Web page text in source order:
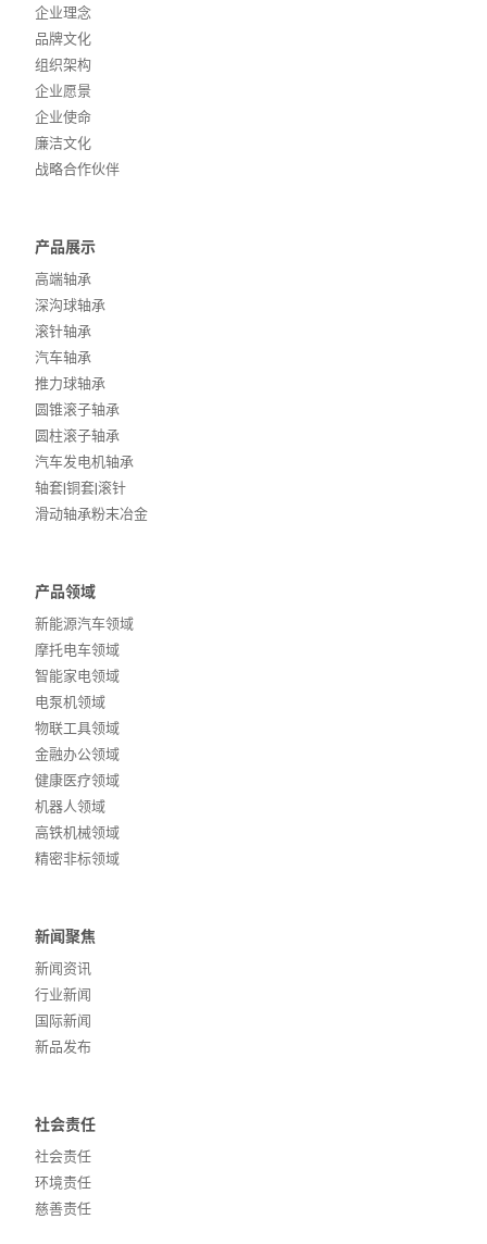
企业理念
品牌文化
组织架构
企业愿景
企业使命
廉洁文化
战略合作伙伴
产品展示
高端轴承
深沟球轴承
滚针轴承
汽车轴承
推力球轴承
圆锥滚子轴承
圆柱滚子轴承
汽车发电机轴承
轴套|铜套|滚针
滑动轴承粉末冶金
产品领域
新能源汽车领域
摩托电车领域
智能家电领域
电泵机领域
物联工具领域
金融办公领域
健康医疗领域
机器人领域
高铁机械领域
精密非标领域
新闻聚焦
新闻资讯
行业新闻
国际新闻
新品发布
社会责任
社会责任
环境责任
慈善责任